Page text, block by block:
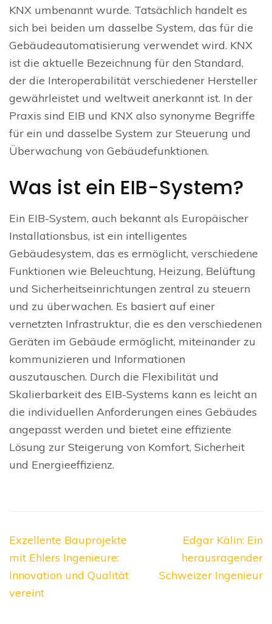
KNX umbenannt wurde. Tatsächlich handelt es
sich bei beiden um dasselbe System, das für die
Gebäudeautomatisierung verwendet wird. KNX
ist die aktuelle Bezeichnung für den Standard,
der die Interoperabilität verschiedener Hersteller
gewährleistet und weltweit anerkannt ist. In der
Praxis sind EIB und KNX also synonyme Begriffe
für ein und dasselbe System zur Steuerung und
Überwachung von Gebäudefunktionen.
Was ist ein EIB-System?
Ein EIB-System, auch bekannt als Europäischer
Installationsbus, ist ein intelligentes
Gebäudesystem, das es ermöglicht, verschiedene
Funktionen wie Beleuchtung, Heizung, Belüftung
und Sicherheitseinrichtungen zentral zu steuern
und zu überwachen. Es basiert auf einer
vernetzten Infrastruktur, die es den verschiedenen
Geräten im Gebäude ermöglicht, miteinander zu
kommunizieren und Informationen
auszutauschen. Durch die Flexibilität und
Skalierbarkeit des EIB-Systems kann es leicht an
die individuellen Anforderungen eines Gebäudes
angepasst werden und bietet eine effiziente
Lösung zur Steigerung von Komfort, Sicherheit
und Energieeffizienz.
Beitragsnavigation
Exzellente Bauprojekte
mit Ehlers Ingenieure:
Innovation und Qualität
vereint
Edgar Kälin: Ein
herausragender
Schweizer Ingenieur